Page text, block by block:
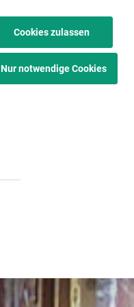
Cookies zulassen
Nur notwendige Cookies
IT EN